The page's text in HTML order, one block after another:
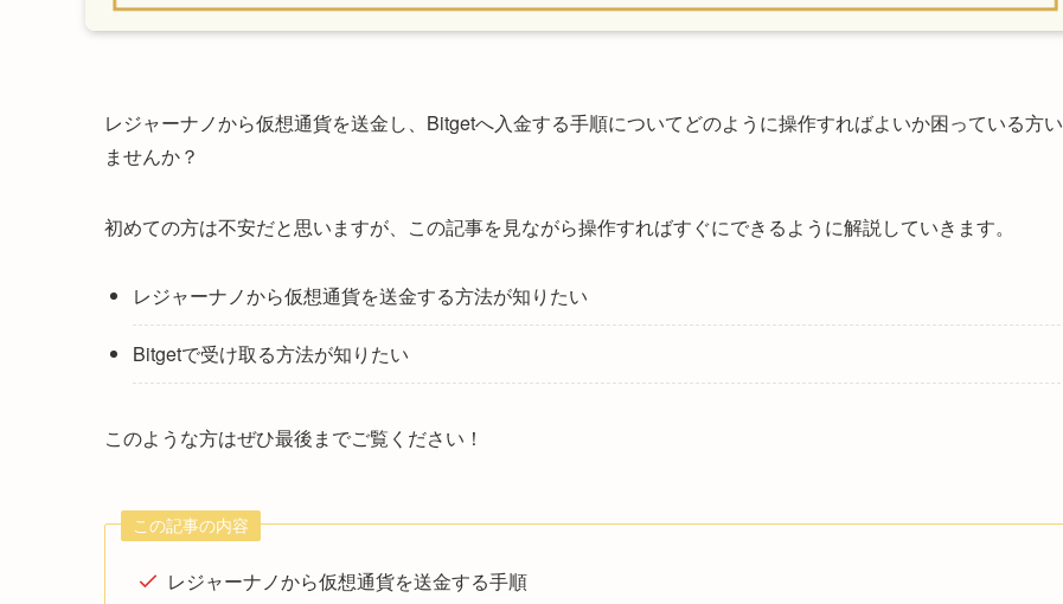
レジャーナノから仮想通貨を送金し、Bitgetへ入金する手順についてどのように操作すればよいか困っている方い
ませんか？
初めての方は不安だと思いますが、この記事を見ながら操作すればすぐにできるように解説していきます。
レジャーナノから仮想通貨を送金する方法が知りたい
Bitgetで受け取る方法が知りたい
このような方はぜひ最後までご覧ください！
この記事の内容
レジャーナノから仮想通貨を送金する手順